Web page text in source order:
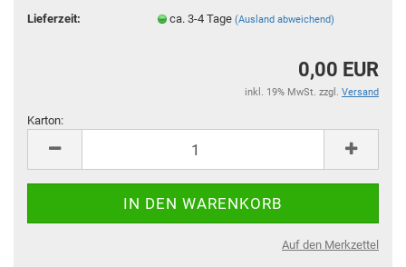
Lieferzeit:
ca. 3-4 Tage(Ausland abweichend)
0,00 EUR
inkl. 19% MwSt. zzgl. Versand
Karton:
Auf den Merkzettel